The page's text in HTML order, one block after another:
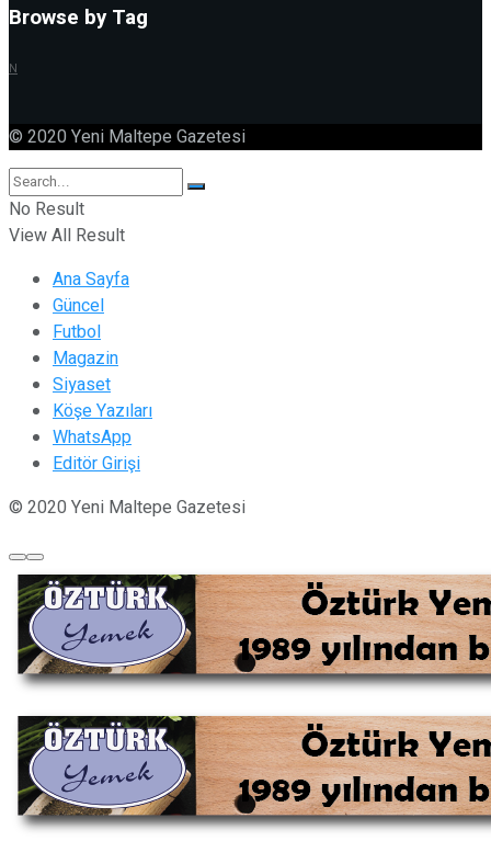
Browse by Tag
N
© 2020 Yeni Maltepe Gazetesi
No Result
View All Result
Ana Sayfa
Güncel
Futbol
Magazin
Siyaset
Köşe Yazıları
WhatsApp
Editör Girişi
© 2020 Yeni Maltepe Gazetesi